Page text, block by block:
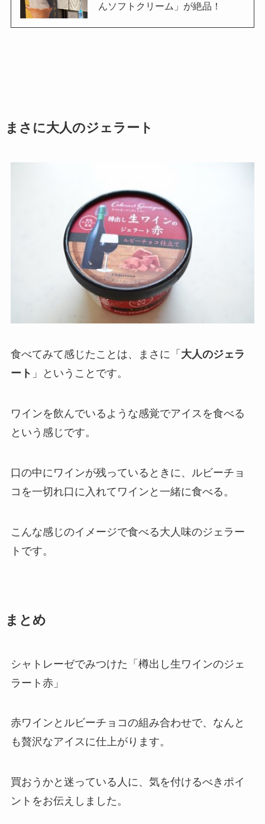
んソフトクリーム」が絶品！
まさに大人のジェラート
食べてみて感じたことは、まさに「 大人のジェラ
ート 」ということです。
ワインを飲んでいるような感覚でアイスを食べる
という感じです。
口の中にワインが残っているときに、ルビーチョ
コを一切れ口に入れてワインと一緒に食べる。
こんな感じのイメージで食べる大人味のジェラー
トです。
まとめ
シャトレーゼでみつけた「樽出し生ワインのジェ
ラート赤」
赤ワインとルビーチョコの組み合わせで、なんと
も贅沢なアイスに仕上がります。
買おうかと迷っている人に、気を付けるべきポイ
ントをお伝えしました。